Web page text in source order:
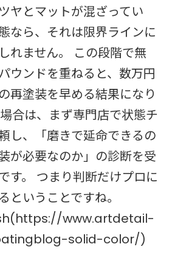
ヤとマットが混ざってい
なら、それは限界ラインに
れません。 この段階で無
ウンドを重ねると、数万円
再塗装を早める結果になり
合は、まず専門店で状態チ
し、「磨きで延命できるの
が必要なのか」の診断を受
す。 つまり判断だけプロに
ということですね。
www.artdetail-
solid-color/)